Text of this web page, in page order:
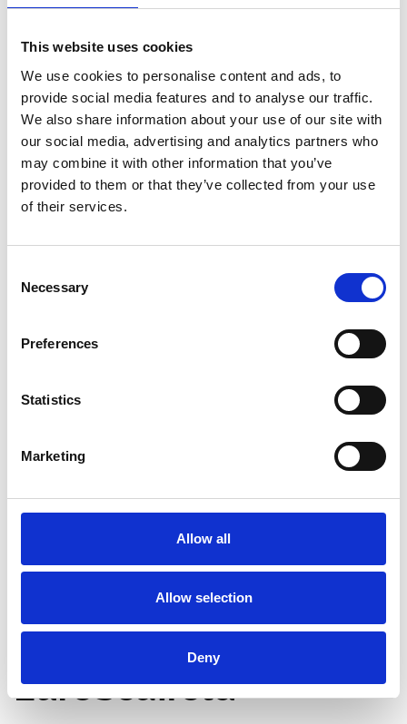
This website uses cookies
We use cookies to personalise content and ads, to
provide social media features and to analyse our traffic.
We also share information about your use of our site with
our social media, advertising and analytics partners who
may combine it with other information that you’ve
provided to them or that they’ve collected from your use
of their services.
Selection
Necessary
Preferences
Statistics
Marketing
Allow all
Allow selection
Deny
Btw
Bekijk product Bekijk product
Excl. Btw
werkhoogte 8,20 m
EuroScaffold